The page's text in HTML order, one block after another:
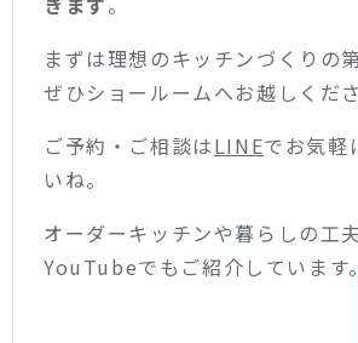
まずは理想のキッチンづくりの
ぜひショールームへお越しくだ
ご予約・ご相談はLINEでお気軽
いね。
オーダーキッチンや暮らしの工夫
YouTubeでもご紹介しています